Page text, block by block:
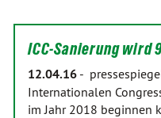
ICC-Sanierung wird
12.04.16 -
Internationalen
im Jahr 2018 beginnen